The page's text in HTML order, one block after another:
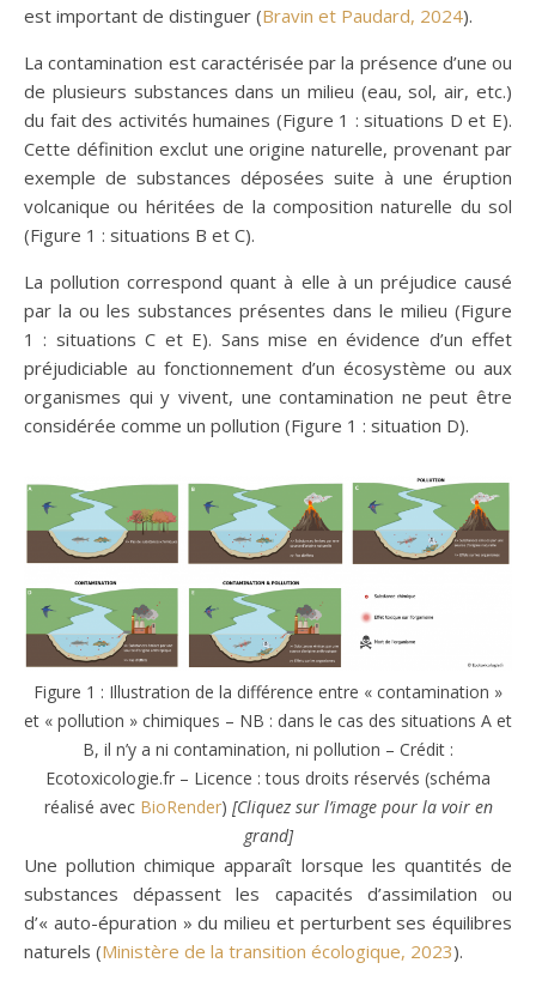
est important de distinguer (Bravin et Paudard, 2024).
La contamination est caractérisée par la présence d’une ou
de plusieurs substances dans un milieu (eau, sol, air, etc.)
du fait des activités humaines (Figure 1 : situations D et E).
Cette définition exclut une origine naturelle, provenant par
exemple de substances déposées suite à une éruption
volcanique ou héritées de la composition naturelle du sol
(Figure 1 : situations B et C).
La pollution correspond quant à elle à un préjudice causé
par la ou les substances présentes dans le milieu (Figure
1 : situations C et E). Sans mise en évidence d’un effet
préjudiciable au fonctionnement d’un écosystème ou aux
organismes qui y vivent, une contamination ne peut être
considérée comme un pollution (Figure 1 : situation D).
Figure 1 : Illustration de la différence entre « contamination »
et « pollution » chimiques – NB : dans le cas des situations A et
B, il n’y a ni contamination, ni pollution – Crédit :
Ecotoxicologie.fr – Licence : tous droits réservés (schéma
réalisé avec BioRender) [Cliquez sur l’image pour la voir en
grand]
Une pollution chimique apparaît lorsque les quantités de
substances dépassent les capacités d’assimilation ou
d’« auto-épuration » du milieu et perturbent ses équilibres
naturels (Ministère de la transition écologique, 2023).